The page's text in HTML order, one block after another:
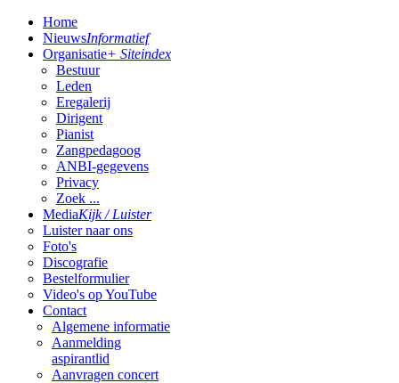
Home
NieuwsInformatief
Organisatie+ Siteindex
Bestuur
Leden
Eregalerij
Dirigent
Pianist
Zangpedagoog
ANBI-gegevens
Privacy
Zoek ...
MediaKijk / Luister
Luister naar ons
Foto's
Discografie
Bestelformulier
Video's op YouTube
Contact
Algemene informatie
Aanmelding
aspirantlid
Aanvragen concert